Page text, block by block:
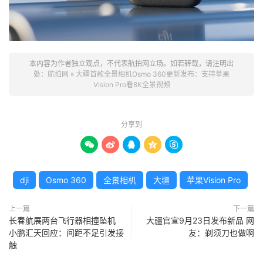
本内容为作者独立观点，不代表航拍网立场。如若转载，请注明出
处： 航拍网 » 大疆首款全景相机Osmo 360更新发布：支持苹果
Vision Pro看8K全景视频
分享到
    
dji Osmo 360 全景相机 大疆 苹果Vision Pro
上一篇
长春航展两台飞行器相撞坠机
小鹏汇天回应：间距不足引发接
触
下一篇
大疆官宣9月23日发布新品 网
友：剃须刀也做啊